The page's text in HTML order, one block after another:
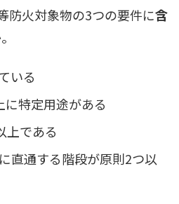
防火対象物の3つの要件に含
いる
特定用途がある
上である
直通する階段が原則2つ以